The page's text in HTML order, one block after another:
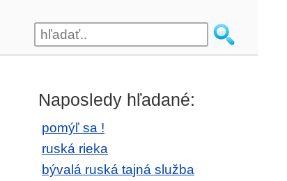
Naposledy hľadané:
pomýľ sa !
ruská rieka
bývalá ruská tajná služba